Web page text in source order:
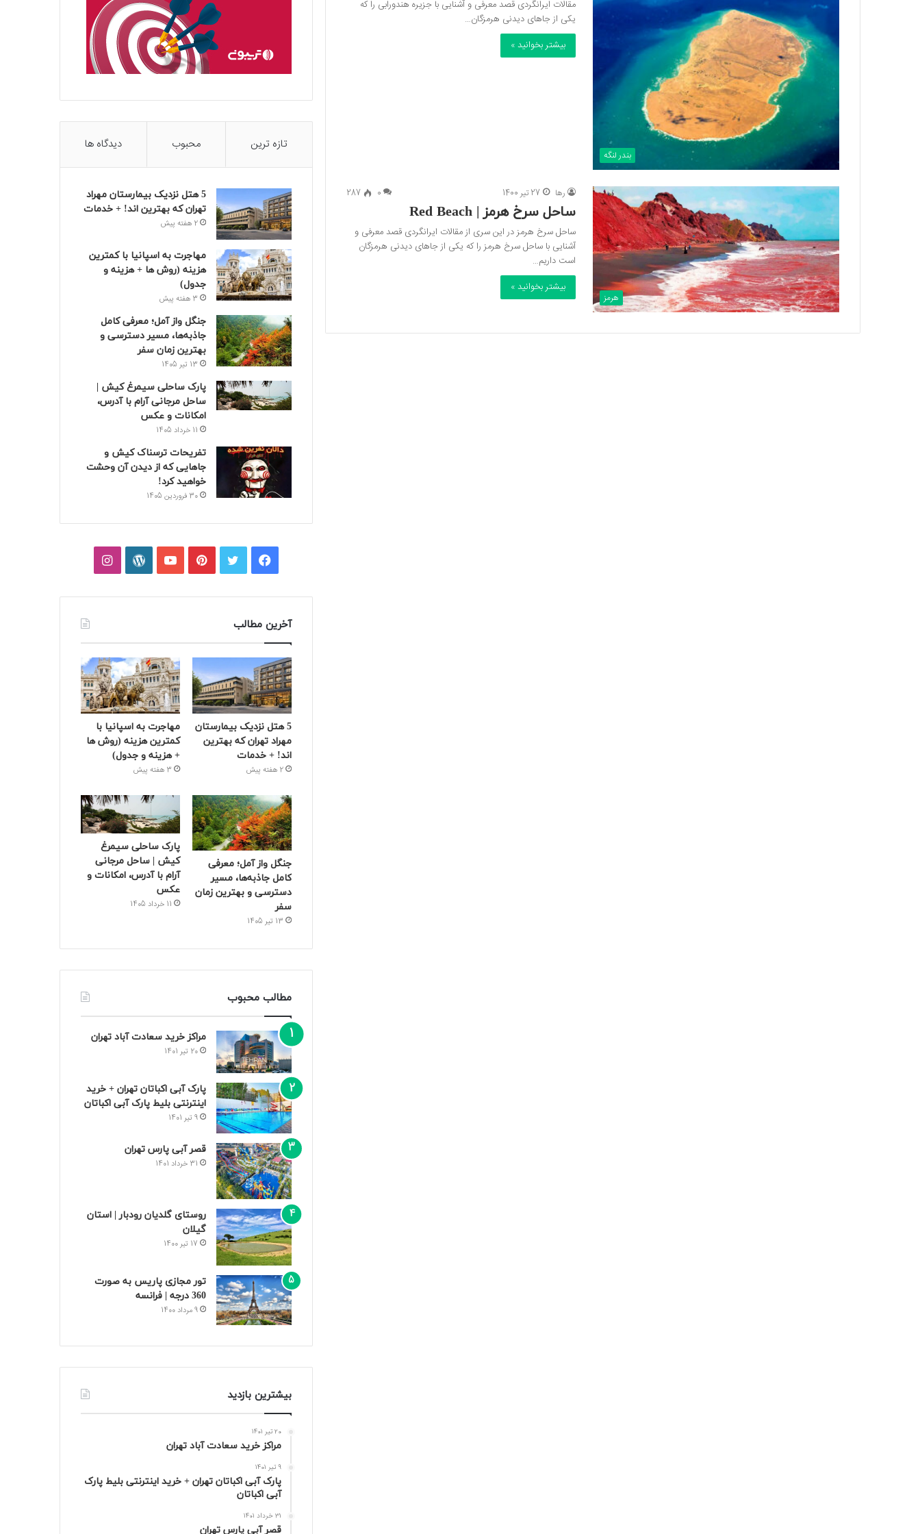
بندر لنگه
مقالات ایرانگردی قصد معرفی و آشنایی با جزیره هندورابی را که
یکی از جاهای دیدنی هرمزگان…
بیشتر بخوانید »
هرمز
رها 27 تیر 1400 0
287
ساحل سرخ هرمز | Red Beach
ساحل سرخ هرمز در این سری از مقالات ایرانگردی قصد معرفی و
آشنایی با ساحل سرخ هرمز را که یکی از جاهای دیدنی هرمزگان
است داریم…
بیشتر بخوانید »
تازه ترین محبوب دیدگاه ها
5 هتل نزدیک بیمارستان مهراد
تهران که بهترین‌ اند! + خدمات
2 هفته پیش
مهاجرت به اسپانیا با کمترین
هزینه (روش ها + هزینه و
جدول)
3 هفته پیش
جنگل واز آمل؛ معرفی کامل
جاذبه‌ها، مسیر دسترسی و
بهترین زمان سفر
13 تیر 1405
پارک ساحلی سیمرغ کیش |
ساحل مرجانی آرام با آدرس،
امکانات و عکس
11 خرداد 1405
تفریحات ترسناک کیش و
جاهایی که از دیدن آن وحشت
خواهید کرد!
30 فروردین 1405
فیسبوکتوییترپینتریستیوتیوبوردپرساینستاگرام
آخرین مطالب
5 هتل نزدیک بیمارستان
مهراد تهران که بهترین‌
اند! + خدمات
2 هفته پیش
مهاجرت به اسپانیا با
کمترین هزینه (روش ها
+ هزینه و جدول)
3 هفته پیش
جنگل واز آمل؛ معرفی
کامل جاذبه‌ها، مسیر
دسترسی و بهترین زمان
سفر
13 تیر 1405
پارک ساحلی سیمرغ
کیش | ساحل مرجانی
آرام با آدرس، امکانات و
عکس
11 خرداد 1405
مطالب محبوب
مراکز خرید سعادت‌ آباد تهران
20 تیر 1401
پارک آبی اکباتان تهران + خرید
اینترنتی بلیط پارک آبی اکباتان
9 تیر 1401
قصر آبی پارس تهران
31 خرداد 1401
روستای گلدیان رودبار | استان
گیلان
17 تیر 1400
تور مجازی پاریس به صورت
360 درجه | فرانسه
9 مرداد 1400
بیشترین بازدید
20 تیر 1401
مراکز خرید سعادت‌ آباد تهران
9 تیر 1401
پارک آبی اکباتان تهران + خرید اینترنتی بلیط پارک
آبی اکباتان
31 خرداد 1401
قصر آبی پارس تهران